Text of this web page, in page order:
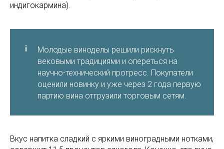
индигокармина).
Молодые виноделы решили рискнуть
вековыми традициями и опереться на
научно-технический прогресс. Покупатели
оценили новинку и уже через 2 года первую
партию вина отгрузили торговым сетям.
Вкус напитка сладкий с яркими виноградными нотками,